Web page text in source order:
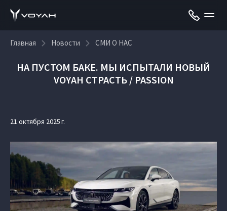
Главная Новости СМИ О НАС
НА ПУСТОМ БАКЕ. МЫ ИСПЫТАЛИ НОВЫЙ
VOYAH СТРАСТЬ / PASSION
21 октября 2025 г.